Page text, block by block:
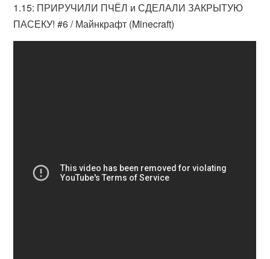
1.15: ПРИРУЧИЛИ ПЧЁЛ и СДЕЛАЛИ ЗАКРЫТУЮ
ПАСЕКУ! #6 / Майнкрафт (Minecraft)